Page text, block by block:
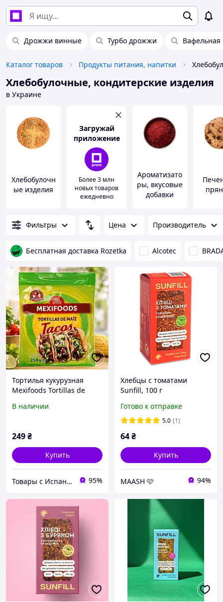
Дрожжи винные Турбо дрожжи Вафельная
Каталог товаров Продукты питания, напитки
Хлебобулочные, кондитерские изделия
в Украине
Хлебобулочн
ые изделия
Загружай
приложение
Более 3 млн
новых товаров
ежедневно
Ароматизато
ры, вкусовые
добавки
Фильтры Цена Производитель
Бесплатная доставка Rozetka Alcotec
Тортилья кукурузная
Mexifoods Tortillas de
250 г
В наличии
249₴
Купить
Товары с Испании 95%
Хлебцы с томатами
Sunfill, 100 г
Готово к отправке
5.0 (1)
64₴
Купить
MAASH 🩷 94%